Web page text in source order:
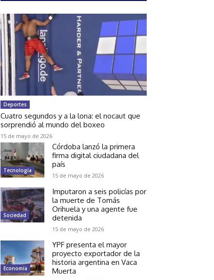
Deportes
Cuatro segundos y a la lona: el nocaut que
sorprendió al mundo del boxeo
15 de mayo de 2026
Tecnología
Córdoba lanzó la primera
firma digital ciudadana del
país
15 de mayo de 2026
Sociedad
Imputaron a seis policías por
la muerte de Tomás
Orihuela y una agente fue
detenida
15 de mayo de 2026
Economía
YPF presenta el mayor
proyecto exportador de la
historia argentina en Vaca
Muerta